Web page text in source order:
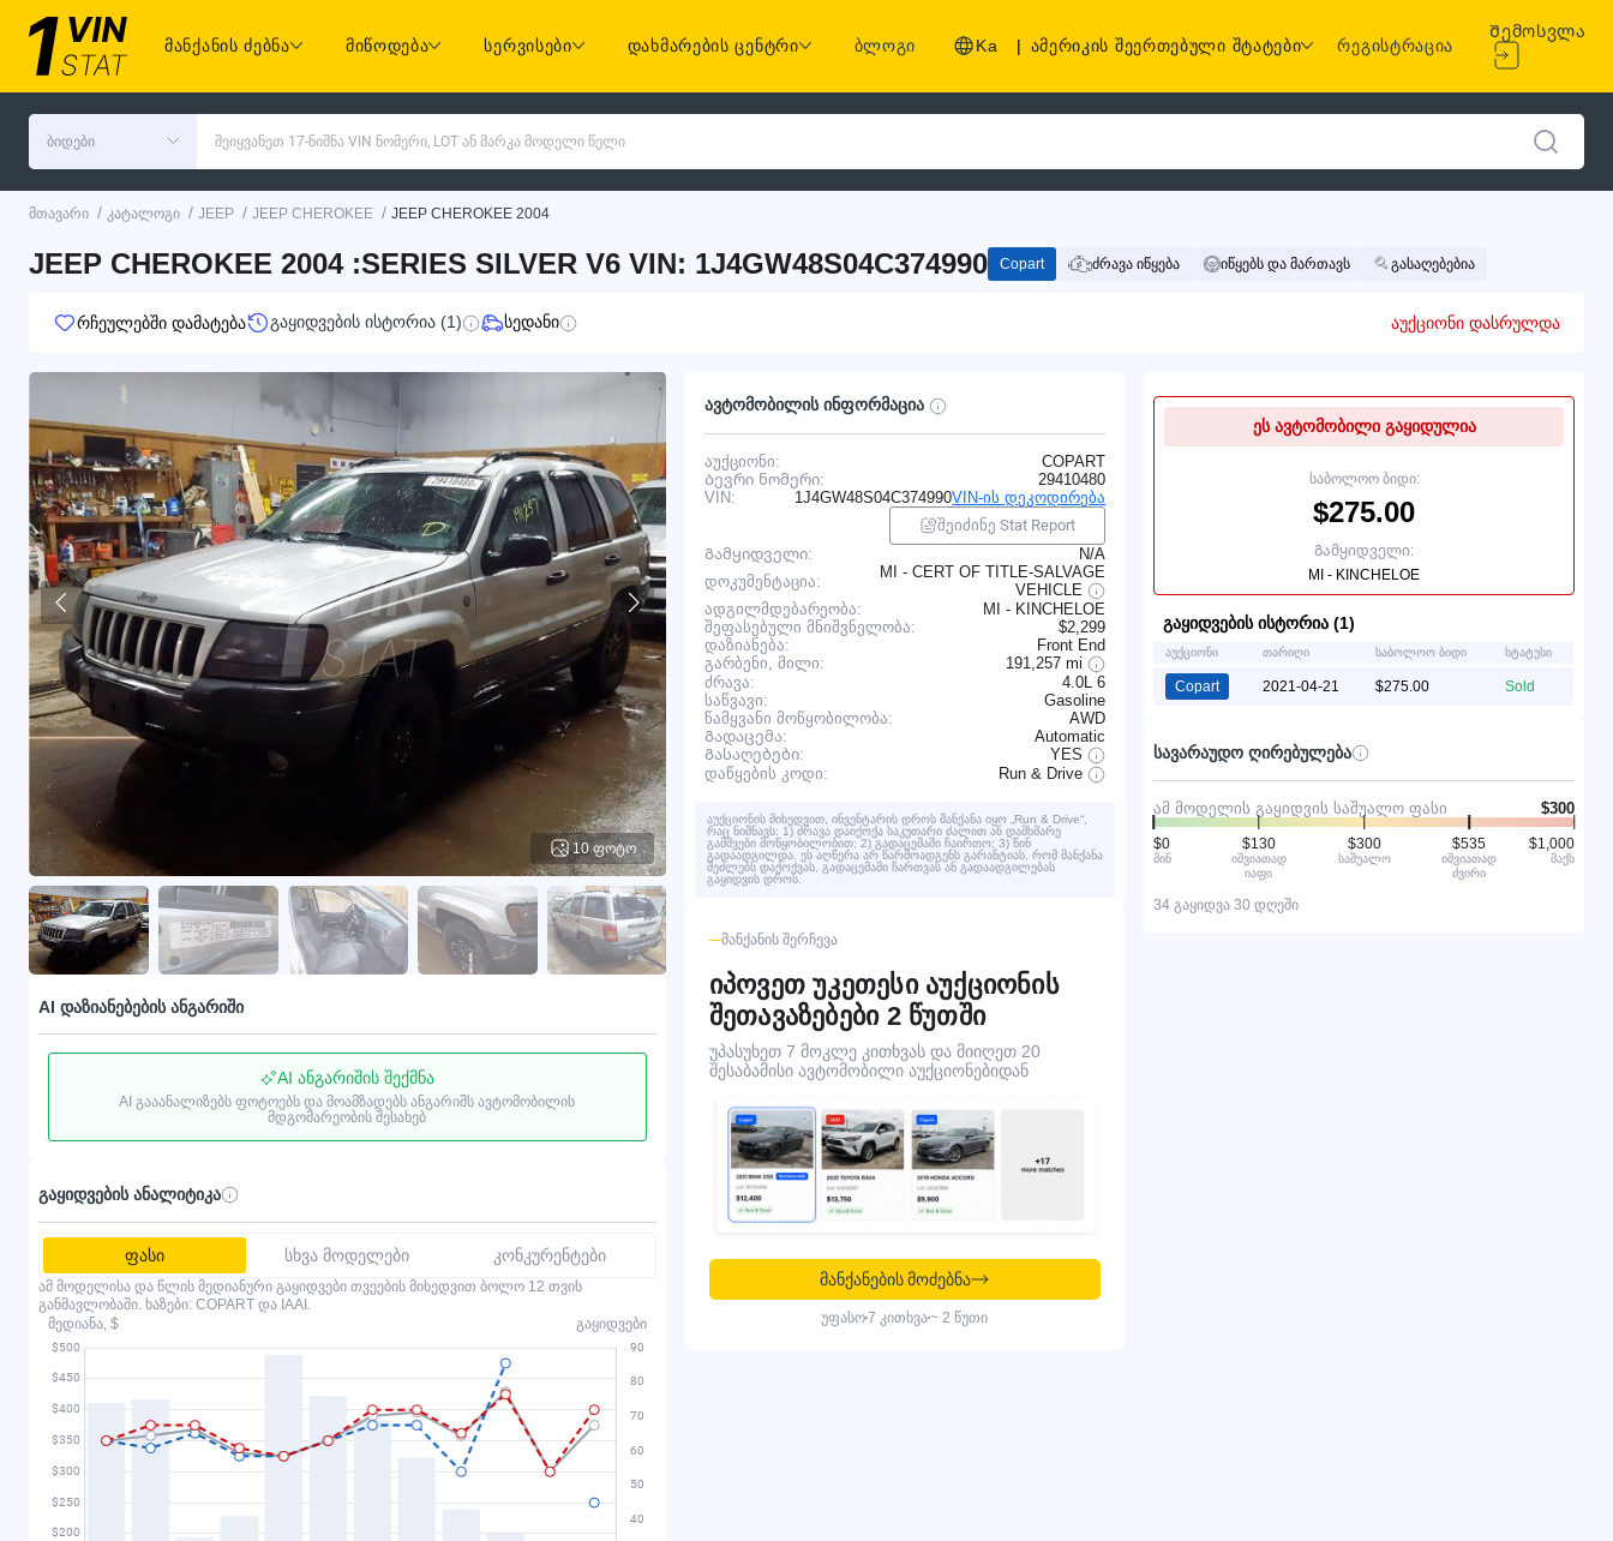
მანქანის ძებნა მიწოდება სერვისები დახმარების ცენტრი ბლოგი Ka | ამერიკის შეერთებული შტატები რეგისტრაცია
Შემოსვლა
ბიდები შეიყვანეთ 17-ნიშნა VIN ნომერი, LOT ან მარკა მოდელი წელი
მთავარი / კატალოგი / JEEP / JEEP CHEROKEE / JEEP CHEROKEE 2004
JEEP CHEROKEE 2004 :SERIES SILVER V6 VIN: 1J4GW48S04C374990 Copart ძრავა იწყება იწყებს და მართავს გასაღებებია
რჩეულებში დამატება გაყიდვების ისტორია (1) სედანი აუქციონი დასრულდა
10 ფოტო
AI დაზიანებების ანგარიში
AI ანგარიშის შექმნა
AI გააანალიზებს ფოტოებს და მოამზადებს ანგარიშს ავტომობილის
მდგომარეობის შესახებ
გაყიდვების ანალიტიკა
ფასი სხვა მოდელები კონკურენტები
ამ მოდელისა და წლის მედიანური გაყიდვები თვეების მიხედვით ბოლო 12 თვის
განმავლობაში. ხაზები: COPART და IAAI.
მედიანა, $
გაყიდვები
ავტომობილის ინფორმაცია
აუქციონი:
COPART
Ბევრი ნომერი:
29410480
VIN:
1J4GW48S04C374990VIN-ის დეკოდირება
შეიძინე Stat Report
Გამყიდველი:
N/A
დოკუმენტაცია:
MI - CERT OF TITLE-SALVAGE
VEHICLE
ადგილმდებარეობა:
MI - KINCHELOE
შეფასებული მნიშვნელობა:
$2,299
დაზიანება:
Front End
გარბენი, მილი:
191,257 mi
ძრავა:
4.0L 6
საწვავი:
Gasoline
წამყვანი მოწყობილობა:
AWD
Გადაცემა:
Automatic
Გასაღებები:
YES
დაწყების კოდი:
Run & Drive
აუქციონის მიხედვით, ინვენტარის დროს მანქანა იყო „Run & Drive“,
რაც ნიშნავს: 1) ძრავა დაიქოქა საკუთარი ძალით ან დამხმარე
გამშვები მოწყობილობით; 2) გადაცემაში ჩაირთო; 3) წინ
გადაადგილდა. ეს აღწერა არ წარმოადგენს გარანტიას, რომ მანქანა
შეძლებს დაქოქვას, გადაცემაში ჩართვას ან გადაადგილებას
გაყიდვის დროს.
ᲛᲐᲜᲥᲐᲜᲘᲡ ᲨᲔᲠᲩᲔᲕᲐ
იპოვეთ უკეთესი აუქციონის
შეთავაზებები 2 წუთში
უპასუხეთ 7 მოკლე კითხვას და მიიღეთ 20
შესაბამისი ავტომობილი აუქციონებიდან
მანქანების მოძებნა
უფასო7 კითხვა~ 2 წუთი
ეს ავტომობილი გაყიდულია
საბოლოო ბიდი:
$275.00
Გამყიდველი:
MI - KINCHELOE
გაყიდვების ისტორია (1)
აუქციონი თარიღი საბოლოო ბიდი სტატუსი
Copart 2021-04-21 $275.00 Sold
სავარაუდო ღირებულება
ამ მოდელის გაყიდვის საშუალო ფასი $300
$0
მინ
$130
იშვიათად
იაფი
$300
საშუალო
$535
იშვიათად
ძვირი
$1,000
მაქს
34 გაყიდვა 30 დღეში